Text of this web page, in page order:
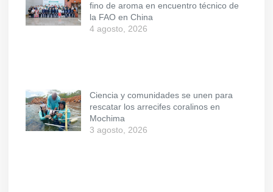
fino de aroma en encuentro técnico de
la FAO en China
4 agosto, 2026
Ciencia y comunidades se unen para
rescatar los arrecifes coralinos en
Mochima
3 agosto, 2026